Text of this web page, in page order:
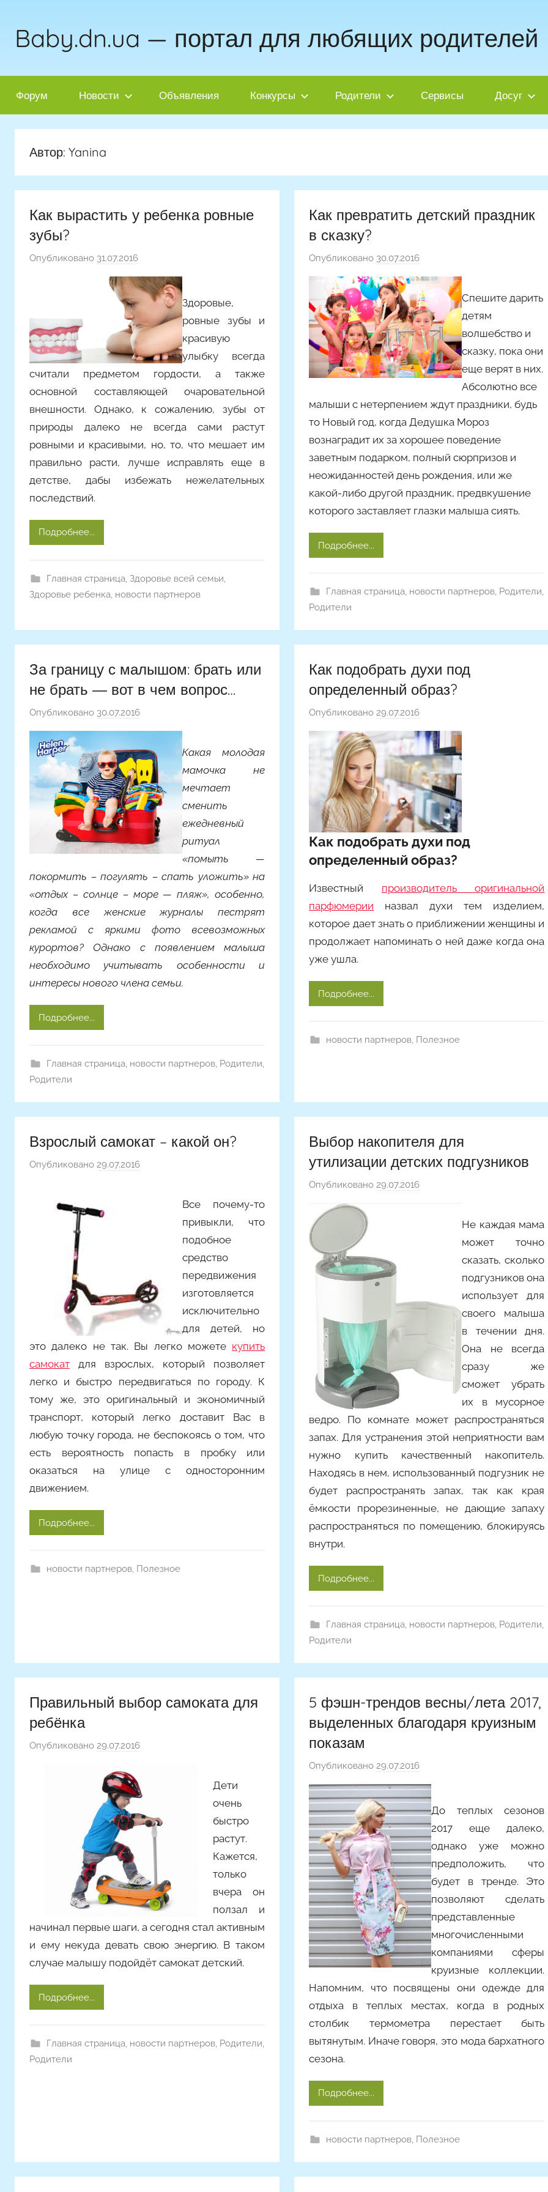
содержимому
Baby.dn.ua — портал для любящих родителей
Форум Новости Объявления Конкурсы Родители Сервисы Досуг
Автор: Yanina
Как вырастить у ребенка ровные
зубы?
Опубликовано 31.07.2016
т
о
р
м
n
a
Здоровые,
ровные зубы и
красивую
улыбку всегда
считали предметом гордости, а также
основной составляющей очаровательной
внешности. Однако, к сожалению, зубы от
природы далеко не всегда сами растут
ровными и красивыми, но, то, что мешает им
правильно расти, лучше исправлять еще в
детстве, дабы избежать нежелательных
последствий.
Подробнее...
Главная страница, Здоровье всей семьи,
Здоровье ребенка, новости партнеров
Как превратить детский праздник
в сказку?
Опубликовано 30.07.2016
т
о
р
о
м
Y
n
Спешите дарить
детям
волшебство и
сказку, пока они
еще верят в них.
Абсолютно все
малыши с нетерпением ждут праздники, будь
то Новый год, когда Дедушка Мороз
вознаградит их за хорошее поведение
заветным подарком, полный сюрпризов и
неожиданностей день рождения, или же
какой-либо другой праздник, предвкушение
которого заставляет глазки малыша сиять.
Подробнее...
Главная страница, новости партнеров, Родители,
Родители
За границу с малышом: брать или
не брать ― вот в чем вопрос…
Опубликовано 30.07.2016
о
р
о
м
Y
a
n
Какая молодая
мамочка не
мечтает
сменить
ежедневный
ритуал
«помыть —
покормить – погулять – спать уложить» на
«отдых – солнце – море — пляж», особенно,
когда все женские журналы пестрят
рекламой с яркими фото всевозможных
курортов? Однако с появлением малыша
необходимо учитывать особенности и
интересы нового члена семьи.
Подробнее...
Главная страница, новости партнеров, Родители,
Родители
Как подобрать духи под
определенный образ?
Опубликовано 29.07.2016
о
р
о
Y
a
n
n
Как подобрать духи под
определенный образ?
Известный производитель оригинальной
парфюмерии назвал духи тем изделием,
которое дает знать о приближении женщины и
продолжает напоминать о ней даже когда она
уже ушла.
Подробнее...
новости партнеров, Полезное
Взрослый самокат – какой он?
Опубликовано 29.07.2016
a
n
Все почему-то
привыкли, что
подобное
средство
передвижения
изготовляется
исключительно
для детей, но
это далеко не так. Вы легко можете купить
самокат для взрослых, который позволяет
легко и быстро передвигаться по городу. К
тому же, это оригинальный и экономичный
транспорт, который легко доставит Вас в
любую точку города, не беспокоясь о том, что
есть вероятность попасть в пробку или
оказаться на улице с односторонним
движением.
Подробнее...
новости партнеров, Полезное
Выбор накопителя для
утилизации детских подгузников
Опубликовано 29.07.2016
a
a
Не каждая мама
может точно
сказать, сколько
подгузников она
использует для
своего малыша
в течении дня.
Она не всегда
сразу же
сможет убрать
их в мусорное
ведро. По комнате может распространяться
запах. Для устранения этой неприятности вам
нужно купить качественный накопитель.
Находясь в нем, использованный подгузник не
будет распространять запах, так как края
ёмкости прорезиненные, не дающие запаху
распространяться по помещению, блокируясь
внутри.
Подробнее...
Главная страница, новости партнеров, Родители,
Родители
Правильный выбор самоката для
ребёнка
Опубликовано 29.07.2016
о
о
a
n
i
Дети
очень
быстро
растут.
Кажется,
только
вчера он
ползал и
начинал первые шаги, а сегодня стал активным
и ему некуда девать свою энергию. В таком
случае малышу подойдёт самокат детский.
Подробнее...
Главная страница, новости партнеров, Родители,
Родители
5 фэшн-трендов весны/лета 2017,
выделенных благодаря круизным
показам
Опубликовано 29.07.2016
т
о
р
о
м
Y
a
n
i
n
a
До теплых сезонов
2017 еще далеко,
однако уже можно
предположить, что
будет в тренде. Это
позволяют сделать
представленные
многочисленными
компаниями сферы
круизные коллекции.
Напомним, что посвящены они одежде для
отдыха в теплых местах, когда в родных
столбик термометра перестает быть
вытянутым. Иначе говоря, это мода бархатного
сезона.
Подробнее...
новости партнеров, Полезное